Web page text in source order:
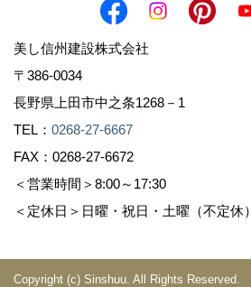
美し信州建設株式会社
〒386-0034
長野県上田市中之条1268－1
TEL： 0268-27-6667
FAX：0268-27-6672
＜営業時間＞8:00～17:30
＜定休日＞日曜・祝日・土曜（不定休）
Copyright (c) Sinshuu. All Rights Reserved.